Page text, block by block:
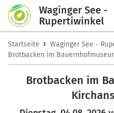
Waginger See -
Rupertiwinkel
Startseite › Waginger See -
Brotbacken im
Brotbacken im